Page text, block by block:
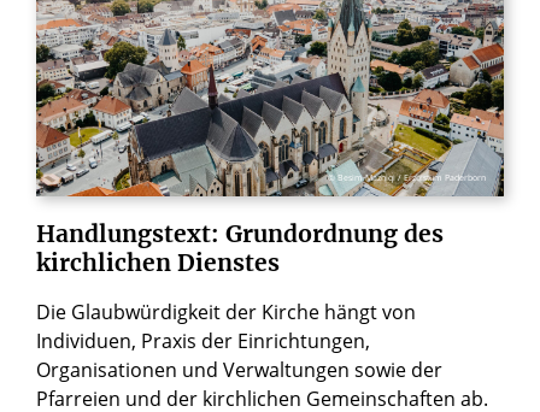
© Besim Mazhiqi / Erzbistum Paderborn
Handlungstext: Grundordnung des
kirchlichen Dienstes
Die Glaubwürdigkeit der Kirche hängt von
Individuen, Praxis der Einrichtungen,
Organisationen und Verwaltungen sowie der
Pfarreien und der kirchlichen Gemeinschaften ab.